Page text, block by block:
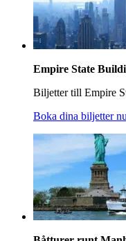
Empire State
Biljetter till Empire
Boka dina biljetter